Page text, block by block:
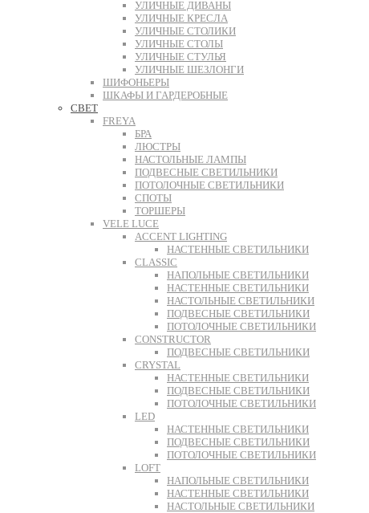
УЛИЧНЫЕ ДИВАНЫ
УЛИЧНЫЕ КРЕСЛА
УЛИЧНЫЕ СТОЛИКИ
УЛИЧНЫЕ СТОЛЫ
УЛИЧНЫЕ СТУЛЬЯ
УЛИЧНЫЕ ШЕЗЛОНГИ
ШИФОНЬЕРЫ
ШКАФЫ И ГАРДЕРОБНЫЕ
СВЕТ
FREYA
БРА
ЛЮСТРЫ
НАСТОЛЬНЫЕ ЛАМПЫ
ПОДВЕСНЫЕ СВЕТИЛЬНИКИ
ПОТОЛОЧНЫЕ СВЕТИЛЬНИКИ
СПОТЫ
ТОРШЕРЫ
VELE LUCE
ACCENT LIGHTING
НАСТЕННЫЕ СВЕТИЛЬНИКИ
CLASSIC
НАПОЛЬНЫЕ СВЕТИЛЬНИКИ
НАСТЕННЫЕ СВЕТИЛЬНИКИ
НАСТОЛЬНЫЕ СВЕТИЛЬНИКИ
ПОДВЕСНЫЕ СВЕТИЛЬНИКИ
ПОТОЛОЧНЫЕ СВЕТИЛЬНИКИ
CONSTRUCTOR
ПОДВЕСНЫЕ СВЕТИЛЬНИКИ
CRYSTAL
НАСТЕННЫЕ СВЕТИЛЬНИКИ
ПОДВЕСНЫЕ СВЕТИЛЬНИКИ
ПОТОЛОЧНЫЕ СВЕТИЛЬНИКИ
LED
НАСТЕННЫЕ СВЕТИЛЬНИКИ
ПОДВЕСНЫЕ СВЕТИЛЬНИКИ
ПОТОЛОЧНЫЕ СВЕТИЛЬНИКИ
LOFT
НАПОЛЬНЫЕ СВЕТИЛЬНИКИ
НАСТЕННЫЕ СВЕТИЛЬНИКИ
НАСТОЛЬНЫЕ СВЕТИЛЬНИКИ